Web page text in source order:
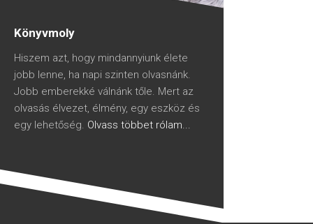
Könyvmoly
Hiszem azt, hogy mindannyiunk élete
jobb lenne, ha napi szinten olvasnánk.
Jobb emberekké válnánk tőle. Mert az
olvasás élvezet, élmény, egy eszköz és
egy lehetőség. Olvass többet rólam...